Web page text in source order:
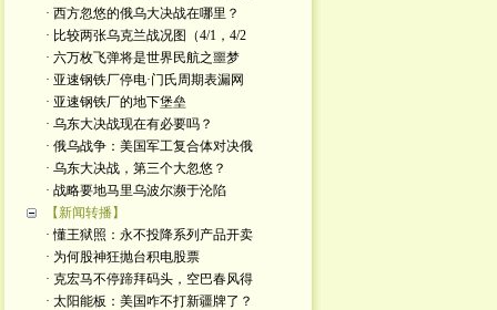
· 西方忽悠的俄乌大决战在哪里？
· 比较两张乌克兰战况图（4/1，4/2
· 六万枚飞弹将是世界民航之噩梦
· 亚速钢铁厂停电·门氏周期表漏网
· 亚速钢铁厂的地下堡垒
· 乌东大决战现在有必要吗？
· 俄乌战争：美国军工复合体对决俄
· 乌东大决战，第三个大忽悠？
· 战略要地马里乌波尔濒于沦陷
【新闻转播】
· 懂王狱照：永不投降系列产品开卖
· 为何股神狂抛台积电股票
· 克宏马不停蹄拜码头，空巴春风得
· 太阳能板：美国咋不打新疆牌了？